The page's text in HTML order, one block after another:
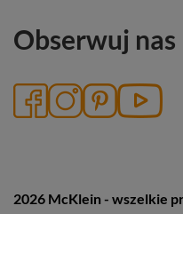
Obserwuj nas
2026 McKlein - wszelkie